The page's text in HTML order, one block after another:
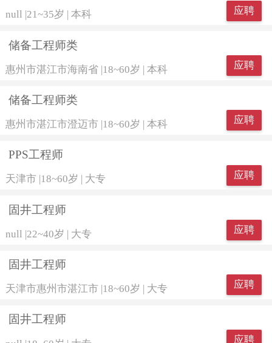
null 21~35岁 本科 应聘
储备工程师类
惠州市湛江市海南省|18~60岁 | 本科 应聘
储备工程师类
惠州市湛江市澄迈市 |18~60岁 | 本科 应聘
PPS工程师
天津市 18~60岁 大专 应聘
固井工程师
null |22~40岁 | 大专 应聘
固井工程师
天津市惠州市湛江市 18~60岁 大专 应聘
固井工程师
应聘